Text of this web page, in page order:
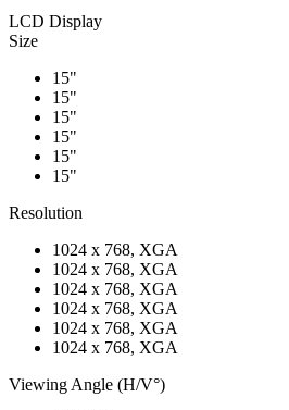
LCD Display
Size
15"
15"
15"
15"
15"
15"
Resolution
1024 x 768, XGA
1024 x 768, XGA
1024 x 768, XGA
1024 x 768, XGA
1024 x 768, XGA
1024 x 768, XGA
Viewing Angle (H/V°)